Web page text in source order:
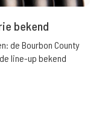
bekend
de Bourbon County
line-up bekend